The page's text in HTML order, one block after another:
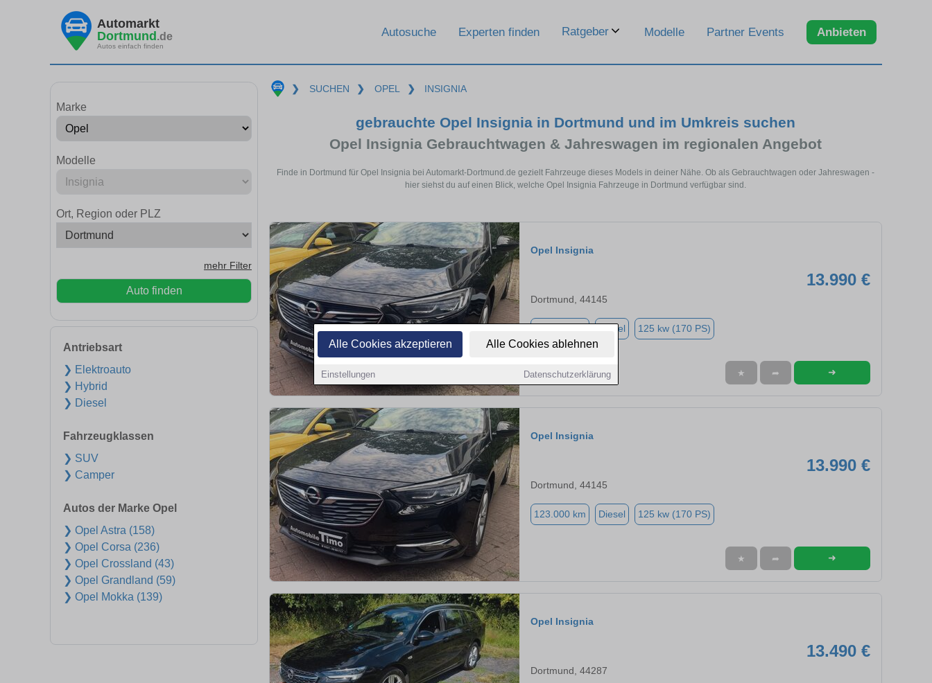
Alle Cookies akzeptieren Alle Cookies ablehnen
Einstellungen Datenschutzerklärung
Automarkt
Dortmund.de
Autos einfach finden
Autosuche Experten finden Ratgeber Modelle Partner Events Anbieten
Marke
Modelle
Ort, Region oder PLZ
mehr Filter
Auto finden
Antriebsart
❯ Elektroauto
❯ Hybrid
❯ Diesel
Fahrzeugklassen
❯ SUV
❯ Camper
Autos der Marke Opel
❯ Opel Astra (158)
❯ Opel Corsa (236)
❯ Opel Crossland (43)
❯ Opel Grandland (59)
❯ Opel Mokka (139)
❯ SUCHEN ❯ OPEL ❯ INSIGNIA
gebrauchte Opel Insignia in Dortmund und im Umkreis suchen
Opel Insignia Gebrauchtwagen & Jahreswagen im regionalen Angebot
Finde in Dortmund für Opel Insignia bei Automarkt-Dortmund.de gezielt Fahrzeuge dieses Models in deiner Nähe. Ob als Gebrauchtwagen oder Jahreswagen -
hier siehst du auf einen Blick, welche Opel Insignia Fahrzeuge in Dortmund verfügbar sind.
Opel Insignia
13.990 €
Dortmund, 44145
Diesel 125 kw (170 PS)
★ ➦ ➜
Opel Insignia
13.990 €
Dortmund, 44145
123.000 km Diesel 125 kw (170 PS)
★ ➦ ➜
Opel Insignia
13.490 €
Dortmund, 44287